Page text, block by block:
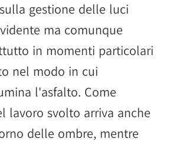
gestione delle luci
ma comunque
in momenti particolari
nel modo in cui
l'asfalto. Come
lavoro svolto arriva anche
delle ombre, mentre